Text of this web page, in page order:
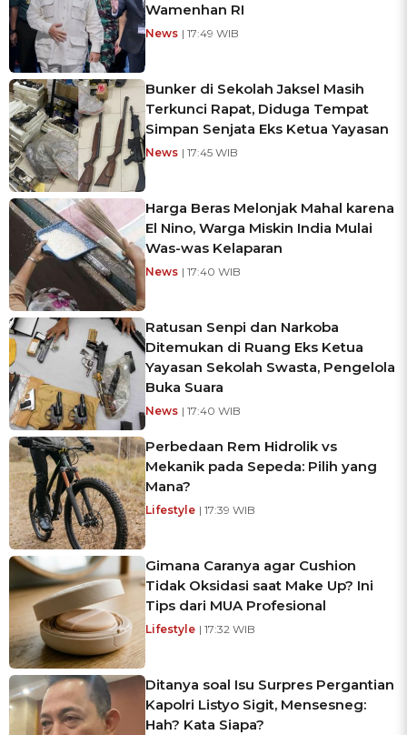
Wamenhan RI
News | 17:49 WIB
Bunker di Sekolah Jaksel Masih
Terkunci Rapat, Diduga Tempat
Simpan Senjata Eks Ketua Yayasan
News | 17:45 WIB
Harga Beras Melonjak Mahal karena
El Nino, Warga Miskin India Mulai
Was-was Kelaparan
News | 17:40 WIB
Ratusan Senpi dan Narkoba
Ditemukan di Ruang Eks Ketua
Yayasan Sekolah Swasta, Pengelola
Buka Suara
News | 17:40 WIB
Perbedaan Rem Hidrolik vs
Mekanik pada Sepeda: Pilih yang
Mana?
Lifestyle | 17:39 WIB
Gimana Caranya agar Cushion
Tidak Oksidasi saat Make Up? Ini
Tips dari MUA Profesional
Lifestyle | 17:32 WIB
Ditanya soal Isu Surpres Pergantian
Kapolri Listyo Sigit, Mensesneg:
Hah? Kata Siapa?